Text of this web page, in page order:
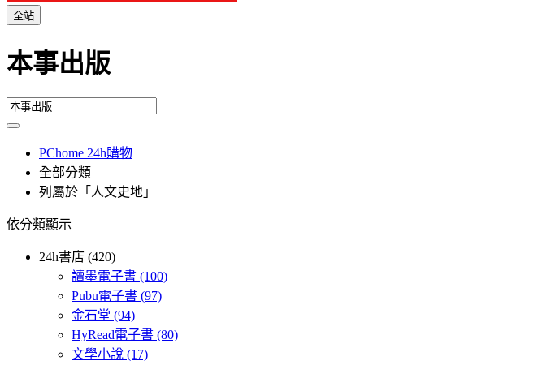
全站
本事出版
PChome 24h購物
全部分類
列屬於「人文史地」
依分類顯示
24h書店 (420)
讀墨電子書 (100)
Pubu電子書 (97)
金石堂 (94)
HyRead電子書 (80)
文學小說 (17)